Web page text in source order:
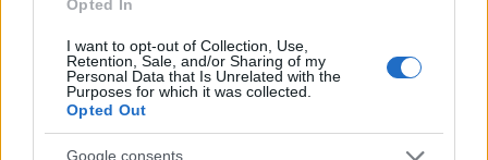
Opted In
I want to opt-out of Collection, Use,
Retention, Sale, and/or Sharing of my
Personal Data that Is Unrelated with the
Purposes for which it was collected.
Opted Out
Google consents
335.000 αιώνιοι φοιτητές – Πώς
θα γίνει βήμα βήμα η διαδικασία
26/09/2025 - 13:49